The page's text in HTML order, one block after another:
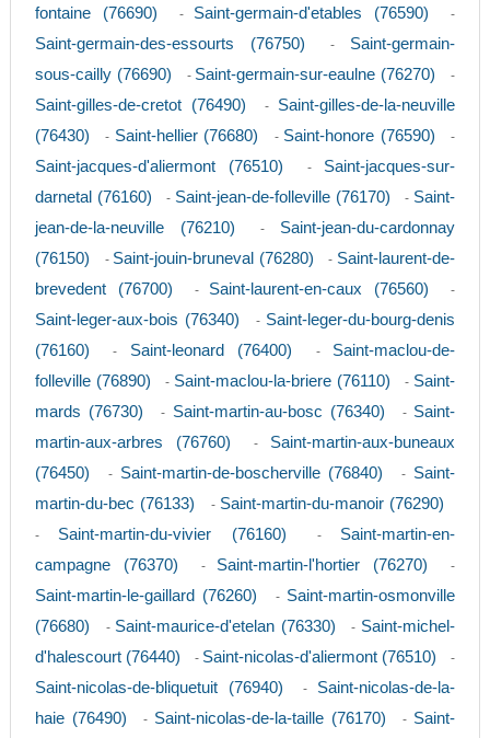
fontaine (76690)
- Saint-germain-d'etables (76590) -
Saint-germain-des-essourts (76750) - Saint-germain-
sous-cailly (76690)
- Saint-germain-sur-eaulne (76270) -
Saint-gilles-de-cretot (76490) - Saint-gilles-de-la-neuville
(76430)
- Saint-hellier (76680) - Saint-honore (76590) -
Saint-jacques-d'aliermont (76510) - Saint-jacques-sur-
darnetal (76160)
- Saint-jean-de-folleville (76170) - Saint-
jean-de-la-neuville (76210)
- Saint-jean-du-cardonnay
(76150)
- Saint-jouin-bruneval (76280) - Saint-laurent-de-
brevedent (76700)
- Saint-laurent-en-caux (76560) -
Saint-leger-aux-bois (76340) - Saint-leger-du-bourg-denis
(76160)
- Saint-leonard (76400) - Saint-maclou-de-
folleville (76890)
- Saint-maclou-la-briere (76110) - Saint-
mards (76730)
- Saint-martin-au-bosc (76340) - Saint-
martin-aux-arbres (76760)
- Saint-martin-aux-buneaux
(76450)
- Saint-martin-de-boscherville (76840) - Saint-
martin-du-bec (76133)
- Saint-martin-du-manoir (76290)
- Saint-martin-du-vivier (76160) - Saint-martin-en-
campagne (76370)
- Saint-martin-l'hortier (76270) -
Saint-martin-le-gaillard (76260) - Saint-martin-osmonville
(76680)
- Saint-maurice-d'etelan (76330) - Saint-michel-
d'halescourt (76440)
- Saint-nicolas-d'aliermont (76510) -
Saint-nicolas-de-bliquetuit (76940) - Saint-nicolas-de-la-
haie (76490)
- Saint-nicolas-de-la-taille (76170) - Saint-